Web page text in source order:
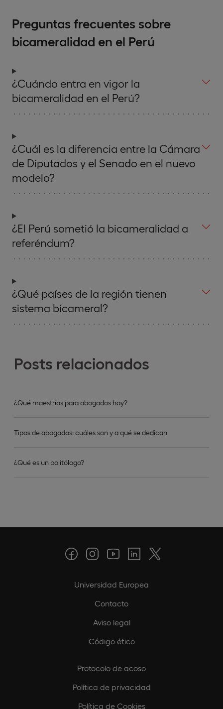
Posts relacionados
¿Qué maestrías para abogados hay?
Tipos de abogados: cuáles son y a qué se dedican
¿Qué es un politólogo?
Preguntas frecuentes sobre
bicameralidad en el Perú
¿Cuándo entra en vigor la
bicameralidad en el Perú?
¿Cuál es la diferencia entre la Cámara
de Diputados y el Senado en el nuevo
modelo?
¿El Perú sometió la bicameralidad a
referéndum?
¿Qué países de la región tienen
sistema bicameral?
Universidad Europea
Contacto
Aviso legal
Código ético
Protocolo de acoso
Política de privacidad
Política de Cookies